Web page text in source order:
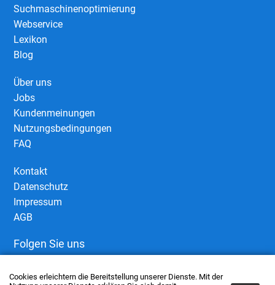
Cookies erleichtern die Bereitstellung unserer Dienste. Mit der
Suchmaschinenoptimierung
Webservice
Lexikon
Blog
Über uns
Jobs
Kundenmeinungen
Nutzungsbedingungen
FAQ
Kontakt
Datenschutz
Impressum
AGB
Folgen Sie uns